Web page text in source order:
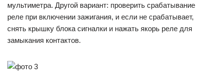
мультиметра. Другой вариант: проверить срабатывание
реле при включении зажигания, и если не срабатывает,
снять крышку блока сигналки и нажать якорь реле для
замыкания контактов.